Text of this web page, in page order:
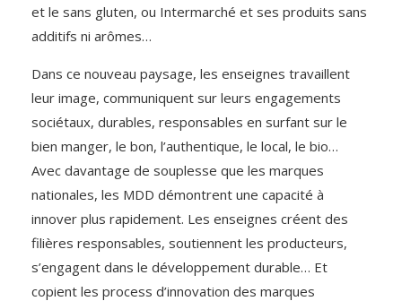
et le sans gluten, ou Intermarché et ses produits sans
additifs ni arômes…
Dans ce nouveau paysage, les enseignes travaillent
leur image, communiquent sur leurs engagements
sociétaux, durables, responsables en surfant sur le
bien manger, le bon, l’authentique, le local, le bio…
Avec davantage de souplesse que les marques
nationales, les MDD démontrent une capacité à
innover plus rapidement. Les enseignes créent des
filières responsables, soutiennent les producteurs,
s’engagent dans le développement durable… Et
copient les process d’innovation des marques